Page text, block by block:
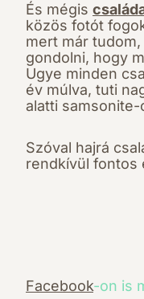
És mégis
közös fotót
mert már
gondolni, hogy
Ugye minden
év múlva, tuti
alatti
Szóval hajrá
rendkívül fontos
Facebook-on is